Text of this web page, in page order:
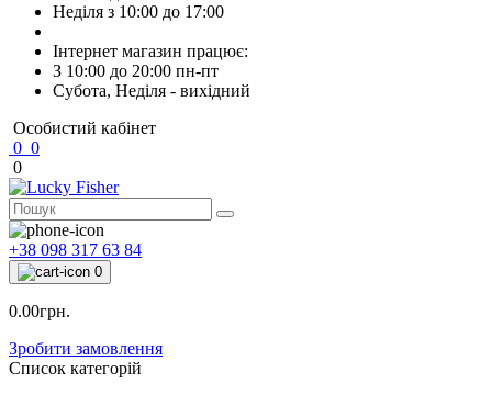
Неділя з 10:00 до 17:00
Інтернет магазин працює:
З 10:00 до 20:00 пн-пт
Субота, Неділя - вихідний
Особистий кабінет
0 0
0
+38 098 317 63 84
0
0.00грн.
Зробити замовлення
Список категорій